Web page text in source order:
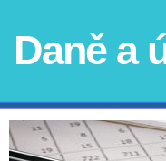
Daně a